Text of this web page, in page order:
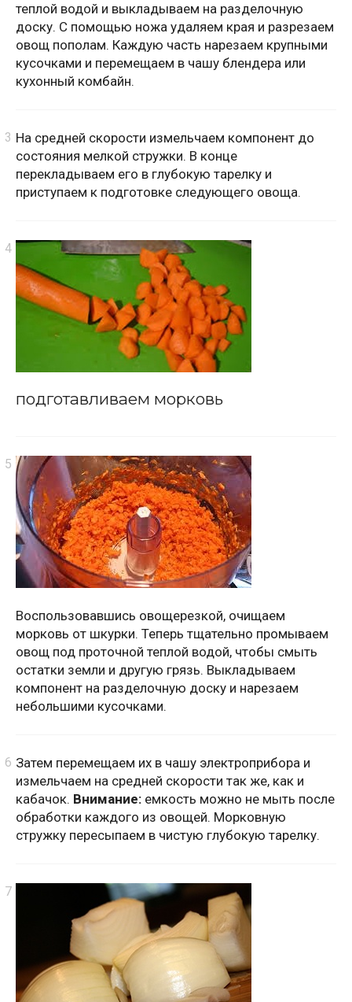
теплой водой и выкладываем на разделочную
доску. С помощью ножа удаляем края и разрезаем
овощ пополам. Каждую часть нарезаем крупными
кусочками и перемещаем в чашу блендера или
кухонный комбайн.
На средней скорости измельчаем компонент до
состояния мелкой стружки. В конце
перекладываем его в глубокую тарелку и
приступаем к подготовке следующего овоща.
подготавливаем морковь
Воспользовавшись овощерезкой, очищаем
морковь от шкурки. Теперь тщательно промываем
овощ под проточной теплой водой, чтобы смыть
остатки земли и другую грязь. Выкладываем
компонент на разделочную доску и нарезаем
небольшими кусочками.
Затем перемещаем их в чашу электроприбора и
измельчаем на средней скорости так же, как и
кабачок. Внимание: емкость можно не мыть после
обработки каждого из овощей. Морковную
стружку пересыпаем в чистую глубокую тарелку.